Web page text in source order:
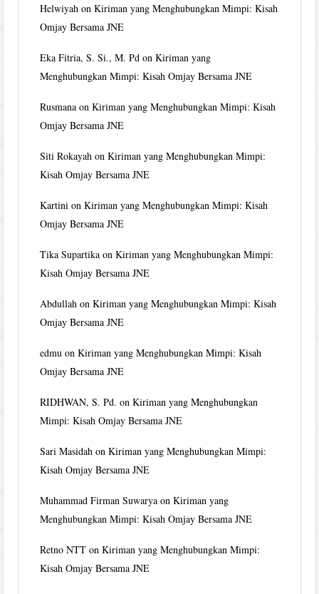
Helwiyah onKiriman yang Menghubungkan Mimpi: Kisah
Omjay Bersama JNE
Eka Fitria, S. Si., M. Pd onKiriman yang
Menghubungkan Mimpi: Kisah Omjay Bersama JNE
Rusmana onKiriman yang Menghubungkan Mimpi: Kisah
Omjay Bersama JNE
Siti Rokayah onKiriman yang Menghubungkan Mimpi:
Kisah Omjay Bersama JNE
Kartini onKiriman yang Menghubungkan Mimpi: Kisah
Omjay Bersama JNE
Tika Supartika onKiriman yang Menghubungkan Mimpi:
Kisah Omjay Bersama JNE
Abdullah onKiriman yang Menghubungkan Mimpi: Kisah
Omjay Bersama JNE
edmu onKiriman yang Menghubungkan Mimpi: Kisah
Omjay Bersama JNE
RIDHWAN, S. Pd. onKiriman yang Menghubungkan
Mimpi: Kisah Omjay Bersama JNE
Sari Masidah onKiriman yang Menghubungkan Mimpi:
Kisah Omjay Bersama JNE
Muhammad Firman Suwarya onKiriman yang
Menghubungkan Mimpi: Kisah Omjay Bersama JNE
Retno NTT onKiriman yang Menghubungkan Mimpi:
Kisah Omjay Bersama JNE